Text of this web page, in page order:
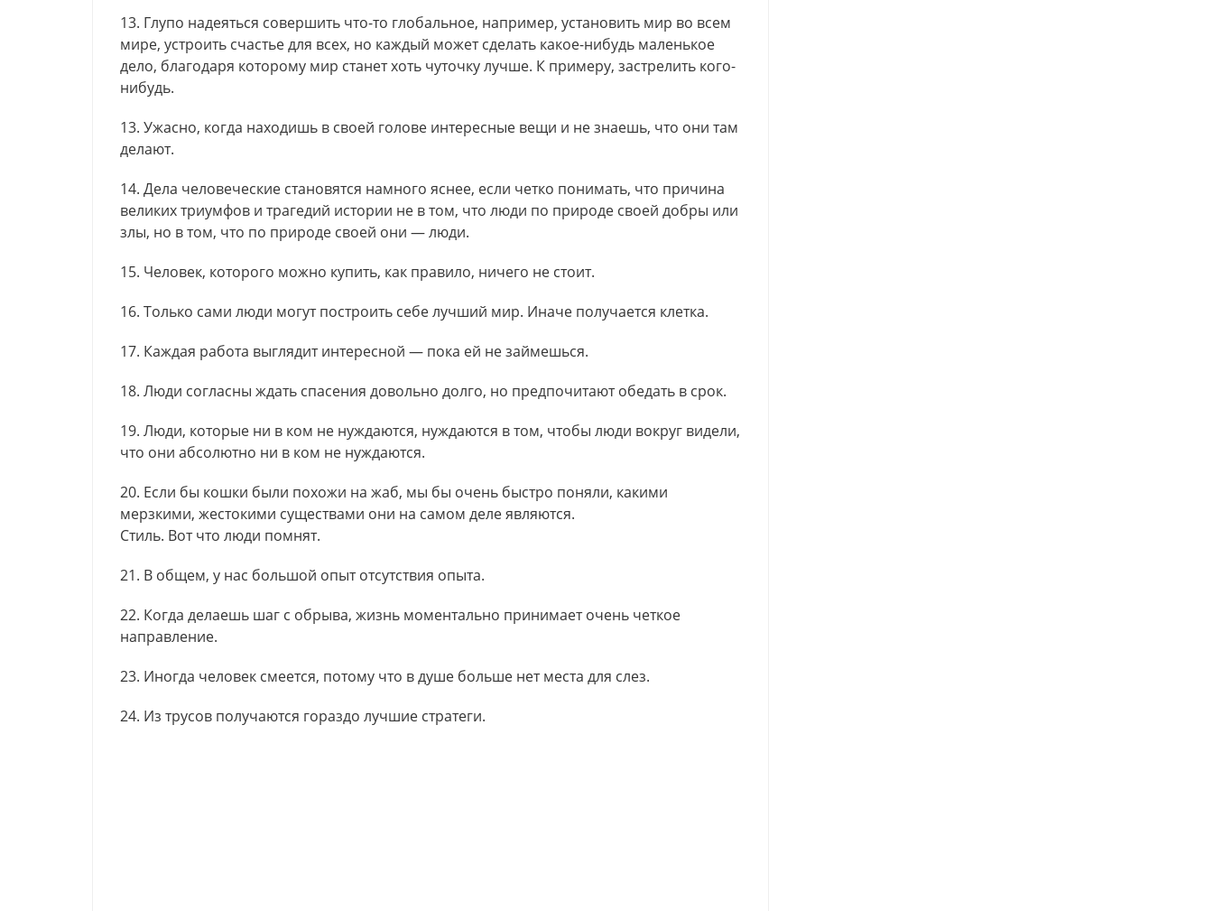
13. Глупо надеяться совершить что-то глобальное, например, установить мир во всем
мире, устроить счастье для всех, но каждый может сделать какое-нибудь маленькое
дело, благодаря которому мир станет хоть чуточку лучше. К примеру, застрелить кого-
нибудь.
13. Ужасно, когда находишь в своей голове интересные вещи и не знаешь, что они там
делают.
14. Дела человеческие становятся намного яснее, если четко понимать, что причина
великих триумфов и трагедий истории не в том, что люди по природе своей добры или
злы, но в том, что по природе своей они — люди.
15. Человек, которого можно купить, как правило, ничего не стоит.
16. Только сами люди могут построить себе лучший мир. Иначе получается клетка.
17. Каждая работа выглядит интересной — пока ей не займешься.
18. Люди согласны ждать спасения довольно долго, но предпочитают обедать в срок.
19. Люди, которые ни в ком не нуждаются, нуждаются в том, чтобы люди вокруг видели,
что они абсолютно ни в ком не нуждаются.
20. Если бы кошки были похожи на жаб, мы бы очень быстро поняли, какими
мерзкими, жестокими существами они на самом деле являются.
Стиль. Вот что люди помнят.
21. В общем, у нас большой опыт отсутствия опыта.
22. Когда делаешь шаг с обрыва, жизнь моментально принимает очень четкое
направление.
23. Иногда человек смеется, потому что в душе больше нет места для слез.
24. Из трусов получаются гораздо лучшие стратеги.